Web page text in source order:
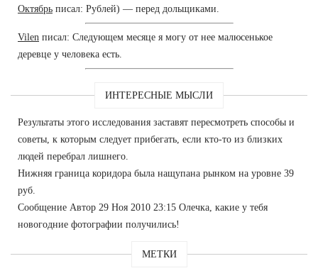
Октябрь писал: Рублей) — перед дольщиками.
Vilen писал: Следующем месяце я могу от нее малюсенькое
деревце у человека есть.
ИНТЕРЕСНЫЕ МЫСЛИ
Результаты этого исследования заставят пересмотреть способы и
советы, к которым следует прибегать, если кто-то из близких
людей перебрал лишнего.
Нижняя граница коридора была нащупана рынком на уровне 39
руб.
Сообщение Автор 29 Ноя 2010 23:15 Олечка, какие у тебя
новогодние фотографии получились!
МЕТКИ